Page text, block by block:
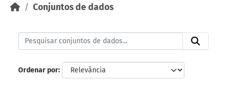
Conjuntos de dados
Ordenar por